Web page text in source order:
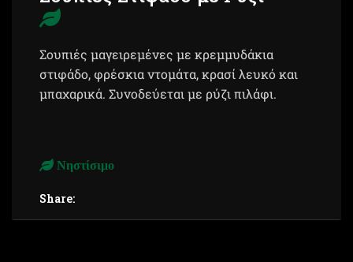
Σουπιές μαγειρεμένες με κρεμμυδάκια
στιφάδο, φρέσκια ντομάτα, κρασί λευκό και
μπαχαρικά. Συνοδεύεται με ρύζι πιλάφι.
Νηστίσιμο
Share: